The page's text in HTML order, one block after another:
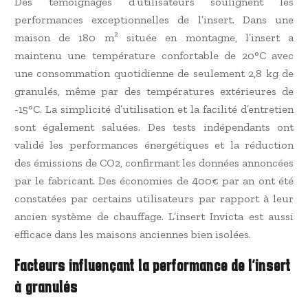
performances exceptionnelles de l’insert. Dans une
maison de 180 m² située en montagne, l’insert a
maintenu une température confortable de 20°C avec
une consommation quotidienne de seulement 2,8 kg de
granulés, même par des températures extérieures de
-15°C. La simplicité d’utilisation et la facilité d’entretien
sont également saluées. Des tests indépendants ont
validé les performances énergétiques et la réduction
des émissions de CO2, confirmant les données annoncées
par le fabricant. Des économies de 400€ par an ont été
constatées par certains utilisateurs par rapport à leur
ancien système de chauffage. L’insert Invicta est aussi
efficace dans les maisons anciennes bien isolées.
Facteurs influençant la performance de l’insert
à granulés